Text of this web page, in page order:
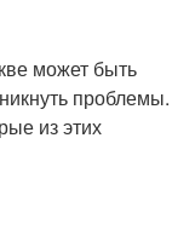
может быть
проблемы.
из этих